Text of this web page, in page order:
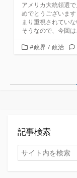
アメリカ大統領選
めでとうございま
まり重視されてい
そうなので、今回は
カ
ー
#政界 / 政治
ペ
ー
ジ
記事検索
検
索